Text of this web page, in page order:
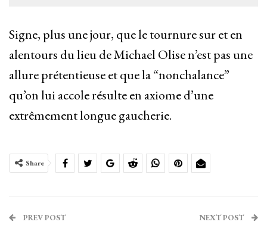
Signe, plus une jour, que le tournure sur et en
alentours du lieu de Michael Olise n’est pas une
allure prétentieuse et que la “nonchalance”
qu’on lui accole résulte en axiome d’une
extrêmement longue gaucherie.
Share
PREV POST NEXT POST